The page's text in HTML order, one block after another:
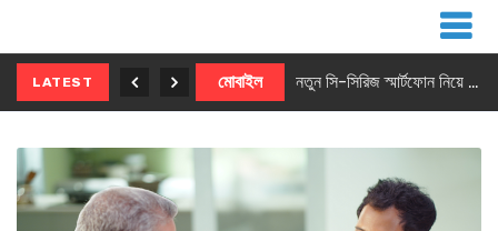
LATEST মোবাইল নতুন সি-সিরিজ স্মার্টফোন নিয়ে আসছে রিয়েলমি